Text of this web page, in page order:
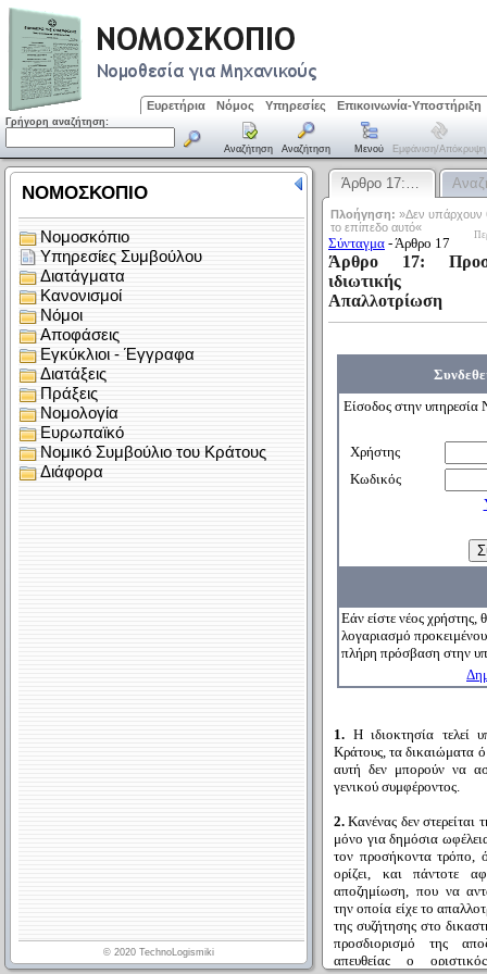
Ευρετήρια Νόμος Υπηρεσίες Επικοινωνία-Υποστήριξη
Γρήγορη αναζήτηση:
Αναζήτηση Αναζήτηση Μενού Εμφάνιση/απόκρυψη
Άρθρο 17:…